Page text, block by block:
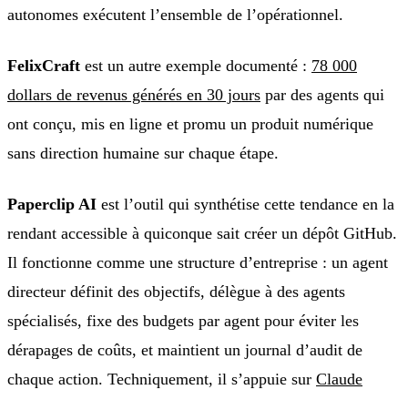
autonomes exécutent l’ensemble de l’opérationnel.
FelixCraft est un autre exemple documenté : 78 000
dollars de revenus générés en 30 jours par des agents qui
ont conçu, mis en ligne et promu un produit numérique
sans direction humaine sur chaque étape.
Paperclip AI est l’outil qui synthétise cette tendance en la
rendant accessible à quiconque sait créer un dépôt GitHub.
Il fonctionne comme une structure d’entreprise : un agent
directeur définit des objectifs, délègue à des agents
spécialisés, fixe des budgets par agent pour éviter les
dérapages de coûts, et maintient un journal d’audit de
chaque action. Techniquement, il s’appuie sur Claude